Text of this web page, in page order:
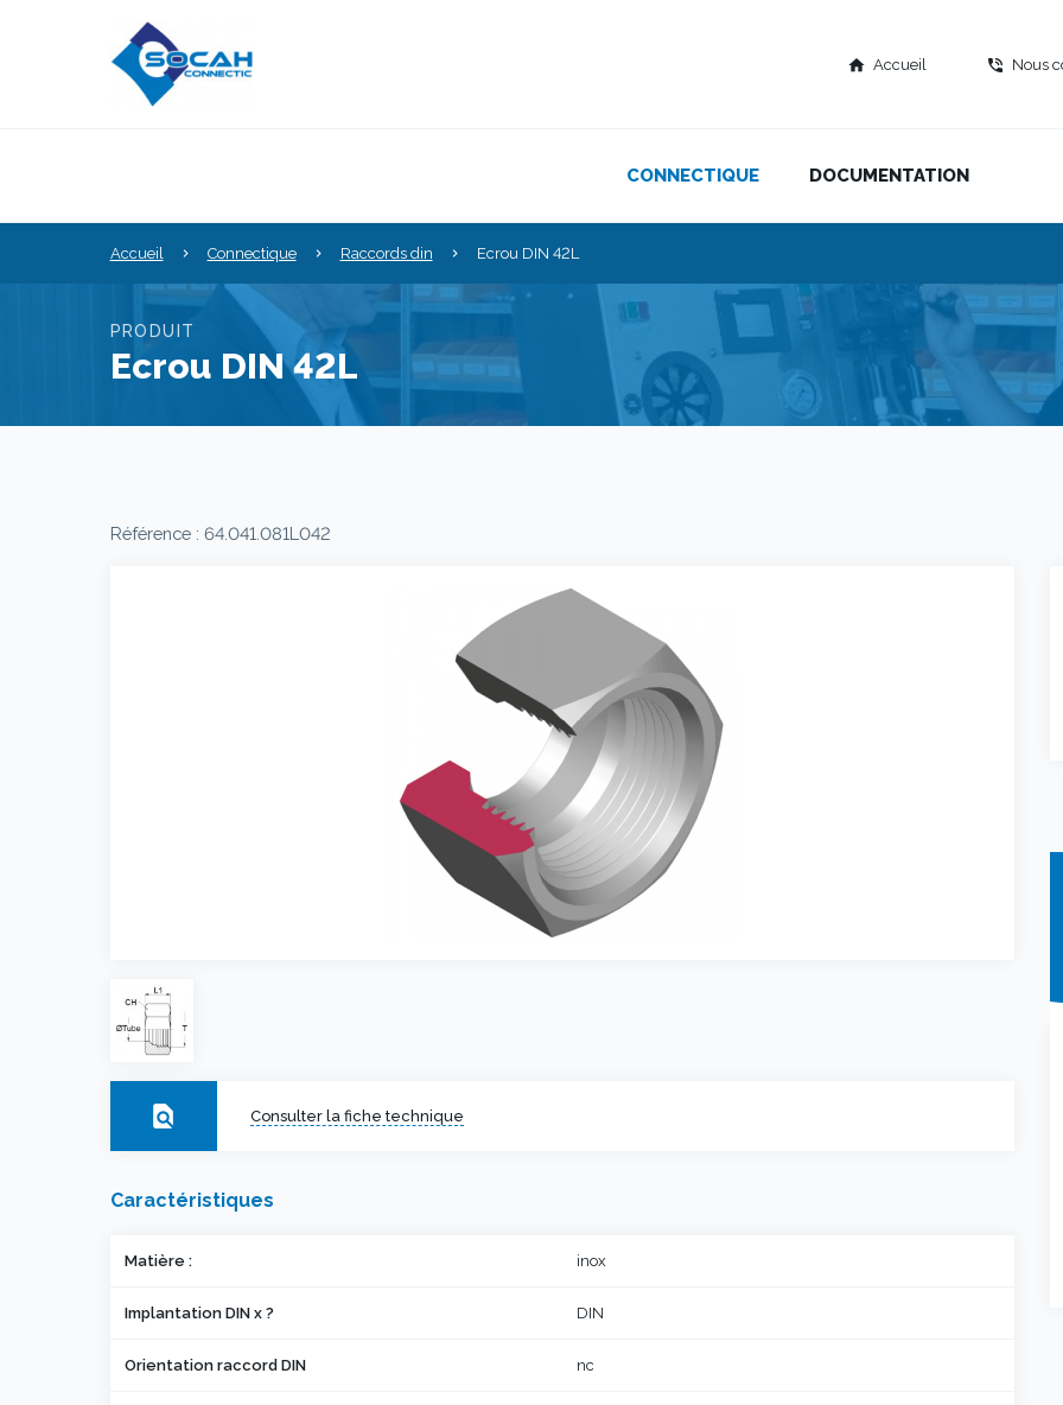
home Accueil phone_in_talk Nous
CONNECTIQUE DOCUMENTATION
Accueil Connectique Raccords din Ecrou DIN 42L
PRODUIT
Ecrou DIN 42L
Référence : 64.041.081L042
find_in_page Consulter la fiche technique
Caractéristiques
Matière : inox
Implantation DIN x ? DIN
Orientation raccord DIN nc